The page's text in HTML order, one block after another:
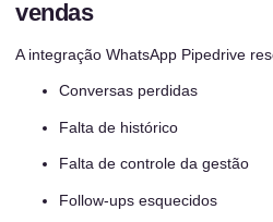
vendas
A integração WhatsApp Pipedrive
Conversas perdidas
Falta de histórico
Falta de controle da gestão
Follow-ups esquecidos